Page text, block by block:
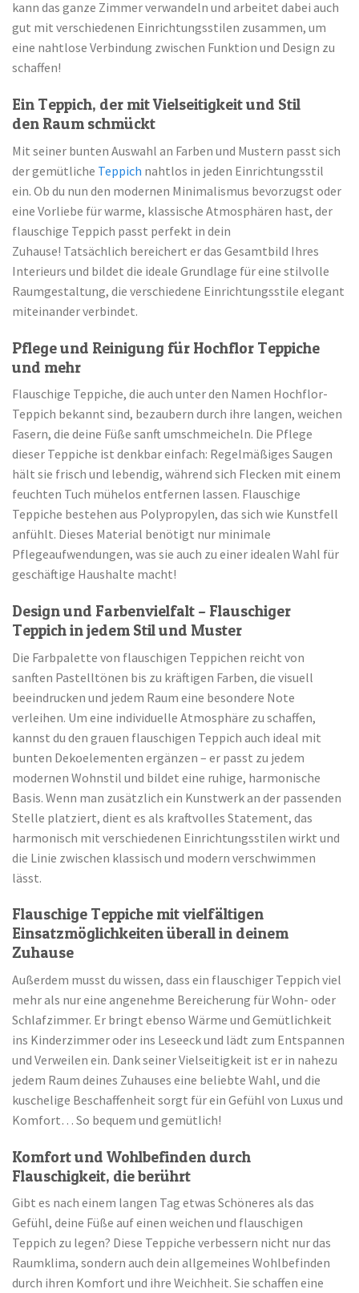
kann das ganze Zimmer verwandeln und arbeitet dabei auch
gut mit verschiedenen Einrichtungsstilen zusammen, um
eine nahtlose Verbindung zwischen Funktion und Design zu
schaffen!
Ein Teppich, der mit Vielseitigkeit und Stil
den Raum schmückt
Mit seiner bunten Auswahl an Farben und Mustern passt sich
der gemütliche Teppich nahtlos in jeden Einrichtungsstil
ein. Ob du nun den modernen Minimalismus bevorzugst oder
eine Vorliebe für warme, klassische Atmosphären hast, der
flauschige Teppich passt perfekt in dein
Zuhause! Tatsächlich bereichert er das Gesamtbild Ihres
Interieurs und bildet die ideale Grundlage für eine stilvolle
Raumgestaltung, die verschiedene Einrichtungsstile elegant
miteinander verbindet.
Pflege und Reinigung für Hochflor Teppiche
und mehr
Flauschige Teppiche, die auch unter den Namen Hochflor-
Teppich bekannt sind, bezaubern durch ihre langen, weichen
Fasern, die deine Füße sanft umschmeicheln. Die Pflege
dieser Teppiche ist denkbar einfach: Regelmäßiges Saugen
hält sie frisch und lebendig, während sich Flecken mit einem
feuchten Tuch mühelos entfernen lassen. Flauschige
Teppiche bestehen aus Polypropylen, das sich wie Kunstfell
anfühlt. Dieses Material benötigt nur minimale
Pflegeaufwendungen, was sie auch zu einer idealen Wahl für
geschäftige Haushalte macht!
Design und Farbenvielfalt – Flauschiger
Teppich in jedem Stil und Muster
Die Farbpalette von flauschigen Teppichen reicht von
sanften Pastelltönen bis zu kräftigen Farben, die visuell
beeindrucken und jedem Raum eine besondere Note
verleihen. Um eine individuelle Atmosphäre zu schaffen,
kannst du den grauen flauschigen Teppich auch ideal mit
bunten Dekoelementen ergänzen – er passt zu jedem
modernen Wohnstil und bildet eine ruhige, harmonische
Basis. Wenn man zusätzlich ein Kunstwerk an der passenden
Stelle platziert, dient es als kraftvolles Statement, das
harmonisch mit verschiedenen Einrichtungsstilen wirkt und
die Linie zwischen klassisch und modern verschwimmen
lässt.
Flauschige Teppiche mit vielfältigen
Einsatzmöglichkeiten überall in deinem
Zuhause
Außerdem musst du wissen, dass ein flauschiger Teppich viel
mehr als nur eine angenehme Bereicherung für Wohn- oder
Schlafzimmer. Er bringt ebenso Wärme und Gemütlichkeit
ins Kinderzimmer oder ins Leseeck und lädt zum Entspannen
und Verweilen ein. Dank seiner Vielseitigkeit ist er in nahezu
jedem Raum deines Zuhauses eine beliebte Wahl, und die
kuschelige Beschaffenheit sorgt für ein Gefühl von Luxus und
Komfort… So bequem und gemütlich!
Komfort und Wohlbefinden durch
Flauschigkeit, die berührt
Gibt es nach einem langen Tag etwas Schöneres als das
Gefühl, deine Füße auf einen weichen und flauschigen
Teppich zu legen? Diese Teppiche verbessern nicht nur das
Raumklima, sondern auch dein allgemeines Wohlbefinden
durch ihren Komfort und ihre Weichheit. Sie schaffen eine